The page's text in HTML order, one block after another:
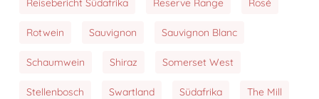
Reisebericht Südafrika Reserve Range Rosé
Rotwein Sauvignon Sauvignon Blanc
Schaumwein Shiraz Somerset West
Stellenbosch Swartland Südafrika The Mill